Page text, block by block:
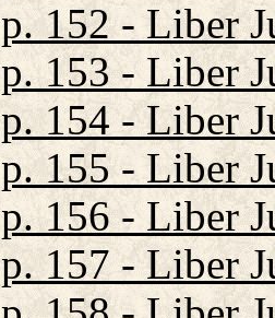
p. 152 - Liber
p. 153 - Liber
p. 154 - Liber
p. 155 - Liber
p. 156 - Liber
p. 157 - Liber